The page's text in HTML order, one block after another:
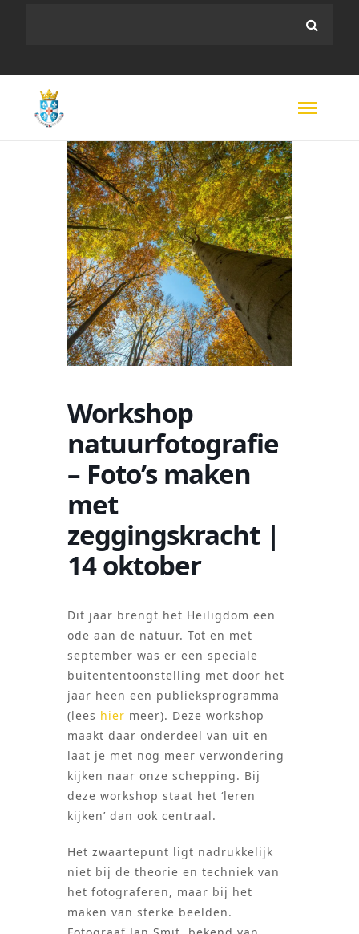
Workshop
natuurfotografie
– Foto’s maken
met
zeggingskracht |
14 oktober
Dit jaar brengt het Heiligdom een
ode aan de natuur. Tot en met
september was er een speciale
buitententoonstelling met door het
jaar heen een publieksprogramma
(lees hier meer). Deze workshop
maakt daar onderdeel van uit en
laat je met nog meer verwondering
kijken naar onze schepping. Bij
deze workshop staat het ‘leren
kijken’ dan ook centraal.
Het zwaartepunt ligt nadrukkelijk
niet bij de theorie en techniek van
het fotograferen, maar bij het
maken van sterke beelden.